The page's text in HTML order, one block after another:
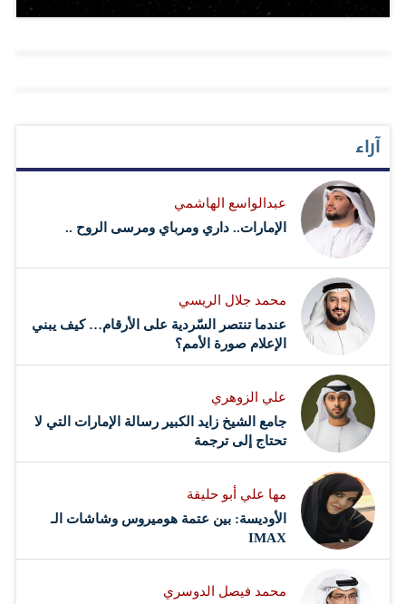
الخارج، وتوسيع قاعدة الاقتصاد بأنشطة المنشآت الصغيرة
وحددت 653 مليارا مصروفات لعام 2010، في حين بلغ حجم…
آراء
عبدالواسع الهاشمي
الإمارات.. داري ومرباي ومرسى الروح ..
محمد جلال الريسي
عندما تنتصر السّردية على الأرقام… كيف يبني
الإعلام صورة الأمم؟
علي الزوهري
جامع الشيخ زايد الكبير رسالة الإمارات التي لا
تحتاج إلى ترجمة
مها علي أبو حليقة
الأوديسة: بين عتمة هوميروس وشاشات الـ
IMAX
محمد فيصل الدوسري ​